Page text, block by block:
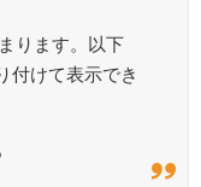
ります。以下
付けて表示でき